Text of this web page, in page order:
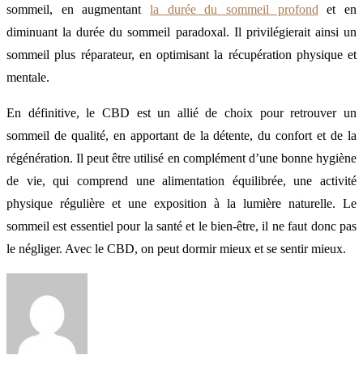
sommeil, en augmentant la durée du sommeil profond et en
diminuant la durée du sommeil paradoxal. Il privilégierait ainsi un
sommeil plus réparateur, en optimisant la récupération physique et
mentale.
En définitive, le CBD est un allié de choix pour retrouver un
sommeil de qualité, en apportant de la détente, du confort et de la
régénération. Il peut être utilisé en complément d’une bonne hygiène
de vie, qui comprend une alimentation équilibrée, une activité
physique régulière et une exposition à la lumière naturelle. Le
sommeil est essentiel pour la santé et le bien-être, il ne faut donc pas
le négliger. Avec le CBD, on peut dormir mieux et se sentir mieux.